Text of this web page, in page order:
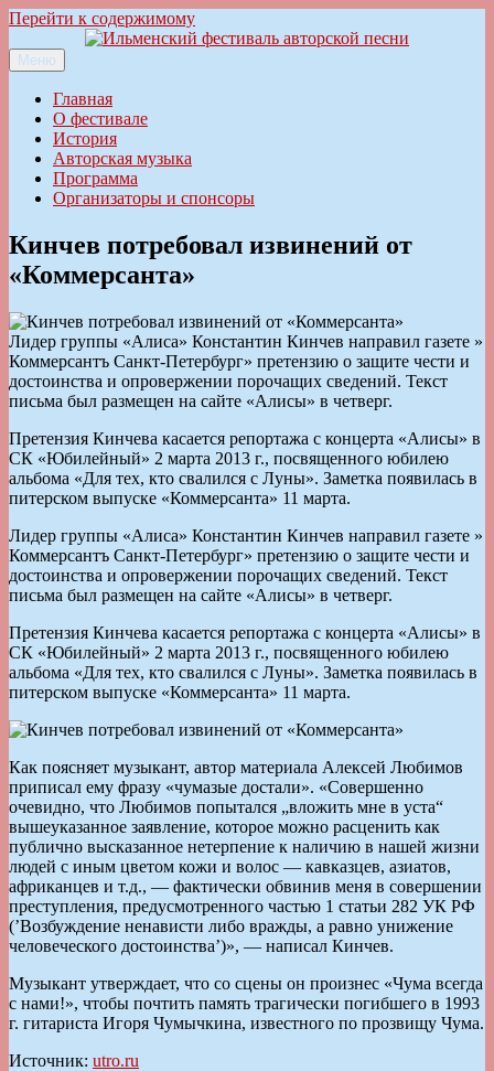
Перейти к содержимому
Ильменский фестиваль авторской песни
Меню
Главная
О фестивале
История
Авторская музыка
Программа
Организаторы и спонсоры
Кинчев потребовал извинений от
«Коммерсанта»
Лидер группы «Алиса» Константин Кинчев направил газете »
Коммерсантъ Санкт-Петербург» претензию о защите чести и
достоинства и опровержении порочащих сведений. Текст
письма был размещен на сайте «Алисы» в четверг.
Претензия Кинчева касается репортажа с концерта «Алисы» в
СК «Юбилейный» 2 марта 2013 г., посвященного юбилею
альбома «Для тех, кто свалился с Луны». Заметка появилась в
питерском выпуске «Коммерсанта» 11 марта.
Лидер группы «Алиса» Константин Кинчев направил газете »
Коммерсантъ Санкт-Петербург» претензию о защите чести и
достоинства и опровержении порочащих сведений. Текст
письма был размещен на сайте «Алисы» в четверг.
Претензия Кинчева касается репортажа с концерта «Алисы» в
СК «Юбилейный» 2 марта 2013 г., посвященного юбилею
альбома «Для тех, кто свалился с Луны». Заметка появилась в
питерском выпуске «Коммерсанта» 11 марта.
Как поясняет музыкант, автор материала Алексей Любимов
приписал ему фразу «чумазые достали». «Совершенно
очевидно, что Любимов попытался „вложить мне в уста“
вышеуказанное заявление, которое можно расценить как
публично высказанное нетерпение к наличию в нашей жизни
людей с иным цветом кожи и волос — кавказцев, азиатов,
африканцев и т.д., — фактически обвинив меня в совершении
преступления, предусмотренного частью 1 статьи 282 УК РФ
(’Возбуждение ненависти либо вражды, а равно унижение
человеческого достоинства’)», — написал Кинчев.
Музыкант утверждает, что со сцены он произнес «Чума всегда
с нами!», чтобы почтить память трагически погибшего в 1993
г. гитариста Игоря Чумычкина, известного по прозвищу Чума.
Источник: utro.ru